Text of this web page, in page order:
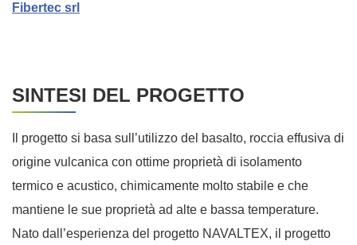
Fibertec srl
SINTESI DEL PROGETTO
Il progetto si basa sull’utilizzo del basalto, roccia effusiva di
origine vulcanica con ottime proprietà di isolamento
termico e acustico, chimicamente molto stabile e che
mantiene le sue proprietà ad alte e bassa temperature.
Nato dall’esperienza del progetto NAVALTEX, il progetto